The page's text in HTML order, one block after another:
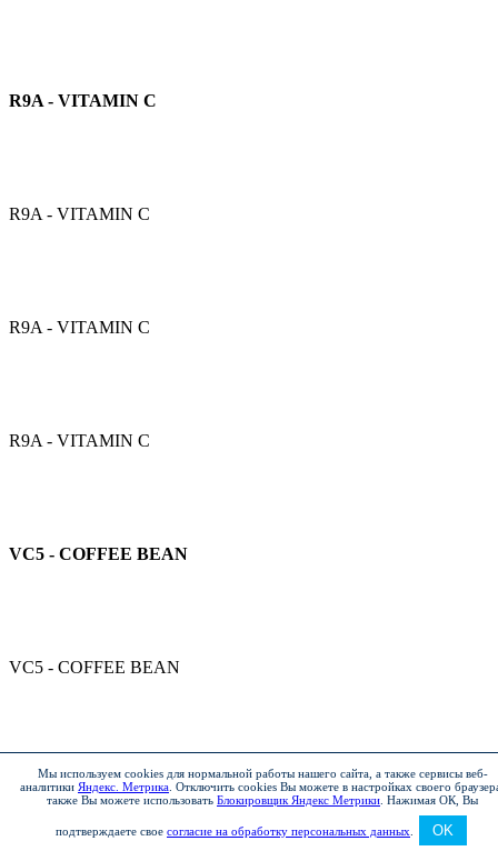
R9A - VITAMIN C
R9A - VITAMIN C
R9A - VITAMIN C
R9A - VITAMIN C
VC5 - COFFEE BEAN
VC5 - COFFEE BEAN
VC5 - COFFEE BEAN
Мы используем cookies для нормальной работы нашего сайта, а также сервисы веб-
аналитики Яндекс. Метрика Отключить cookies Вы можете в настройках своего
также Вы можете использовать Блокировщик Яндекс Метрики Нажимая ОК, Вы
подтверждаете свое согласие на обработку персональных данных OK